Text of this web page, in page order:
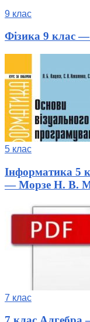
9 клас
Фізика 9 клас
5 клас
Інформатика 5
— Морзе Н. В.
7 клас